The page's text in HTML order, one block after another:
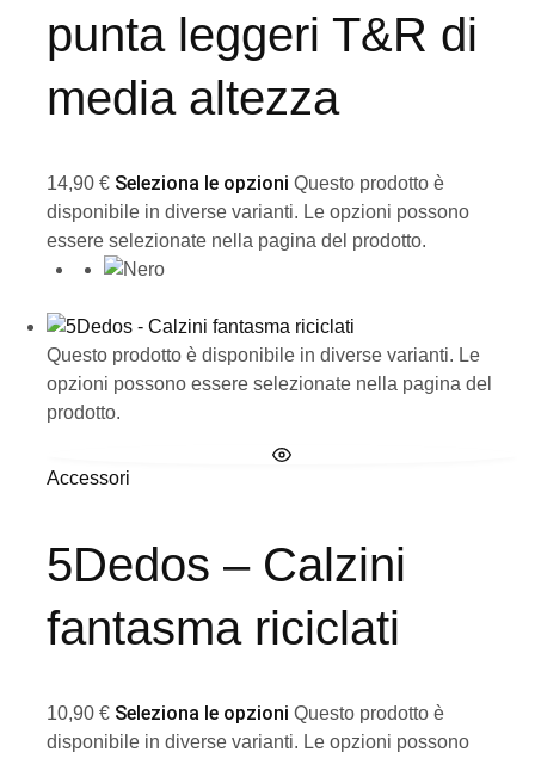
punta leggeri T&R di
media altezza
14,90 € Seleziona le opzioni Questo prodotto è
disponibile in diverse varianti. Le opzioni possono
essere selezionate nella pagina del prodotto.
Questo prodotto è disponibile in diverse varianti. Le
opzioni possono essere selezionate nella pagina del
prodotto.
Accessori
5Dedos – Calzini
fantasma riciclati
10,90 € Seleziona le opzioni Questo prodotto è
disponibile in diverse varianti. Le opzioni possono